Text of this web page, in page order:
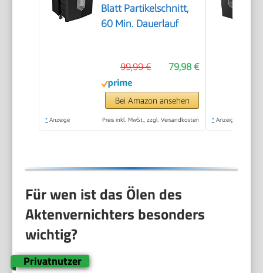
Blatt Partikelschnitt,
60 Min. Dauerlauf
79,98 €
99,99 €
Bei Amazon ansehen
* Anzeige Preis inkl. MwSt., zzgl. Versandkosten * Anzeige
Für wen ist das Ölen des
Aktenvernichters besonders
wichtig?
Privatnutzer